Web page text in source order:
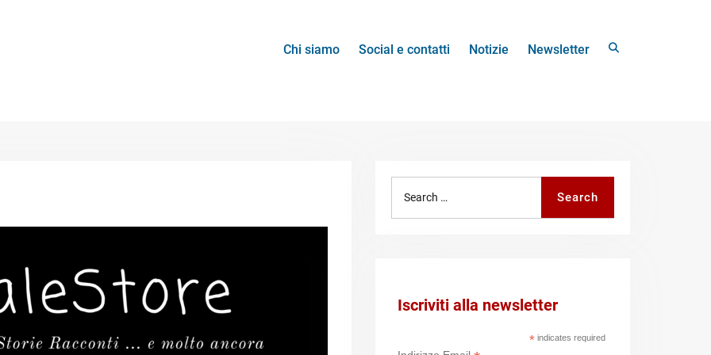
Chi siamo Social e contatti Notizie Newsletter
Search
Iscriviti alla newsletter
* indicates required